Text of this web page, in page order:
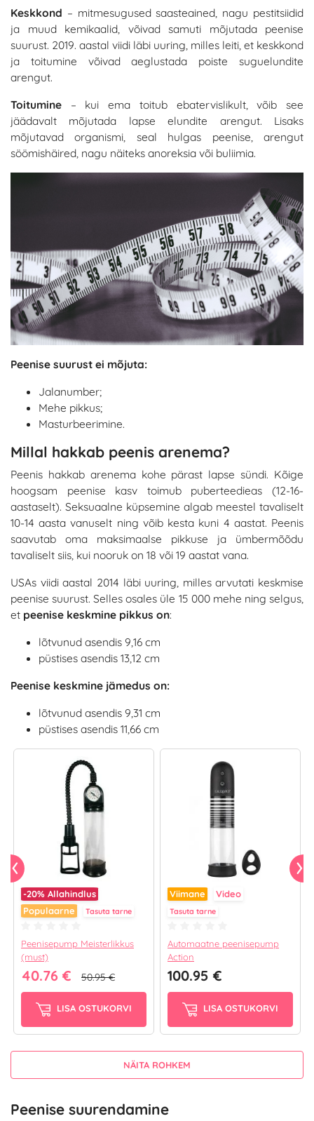
Keskkond – mitmesugused saasteained, nagu pestitsiidid
ja muud kemikaalid, võivad samuti mõjutada peenise
suurust. 2019. aastal viidi läbi uuring, milles leiti, et keskkond
ja toitumine võivad aeglustada poiste suguelundite
arengut.
Toitumine – kui ema toitub ebatervislikult, võib see
jäädavalt mõjutada lapse elundite arengut. Lisaks
mõjutavad organismi, seal hulgas peenise, arengut
söömishäired, nagu näiteks anoreksia või buliimia.
Peenise suurust ei mõjuta:
Jalanumber;
Mehe pikkus;
Masturbeerimine.
Millal hakkab peenis arenema?
Peenis hakkab arenema kohe pärast lapse sündi. Kõige
hoogsam peenise kasv toimub puberteedieas (12-16-
aastaselt). Seksuaalne küpsemine algab meestel tavaliselt
10-14 aasta vanuselt ning võib kesta kuni 4 aastat. Peenis
saavutab oma maksimaalse pikkuse ja ümbermõõdu
tavaliselt siis, kui nooruk on 18 või 19 aastat vana.
USAs viidi aastal 2014 läbi uuring, milles arvutati keskmise
peenise suurust. Selles osales üle 15 000 mehe ning selgus,
et peenise keskmine pikkus on:
lõtvunud asendis 9,16 cm
püstises asendis 13,12 cm
Peenise keskmine jämedus on:
lõtvunud asendis 9,31 cm
püstises asendis 11,66 cm
-20% Allahindlus
Populaarne
Tasuta tarne
Peenisepump Meisterlikkus
(must)
40.76 € 50.95 €
LISA OSTUKORVI
Viimane Video
Tasuta tarne
Automaatne peenisepump
Action
100.95 €
LISA OSTUKORVI
NÄITA ROHKEM
Peenise suurendamine